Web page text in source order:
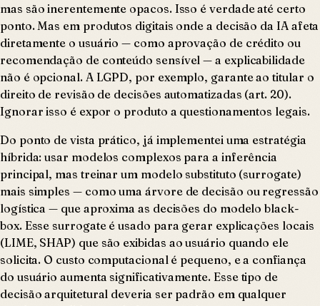
mas são inerentemente opacos. Isso é verdade até certo
ponto. Mas em produtos digitais onde a decisão da IA afeta
diretamente o usuário — como aprovação de crédito ou
recomendação de conteúdo sensível — a explicabilidade
não é opcional. A LGPD, por exemplo, garante ao titular o
direito de revisão de decisões automatizadas (art. 20).
Ignorar isso é expor o produto a questionamentos legais.
Do ponto de vista prático, já implementei uma estratégia
híbrida: usar modelos complexos para a inferência
principal, mas treinar um modelo substituto (surrogate)
mais simples — como uma árvore de decisão ou regressão
logística — que aproxima as decisões do modelo black-
box. Esse surrogate é usado para gerar explicações locais
(LIME, SHAP) que são exibidas ao usuário quando ele
solicita. O custo computacional é pequeno, e a confiança
do usuário aumenta significativamente. Esse tipo de
decisão arquitetural deveria ser padrão em qualquer